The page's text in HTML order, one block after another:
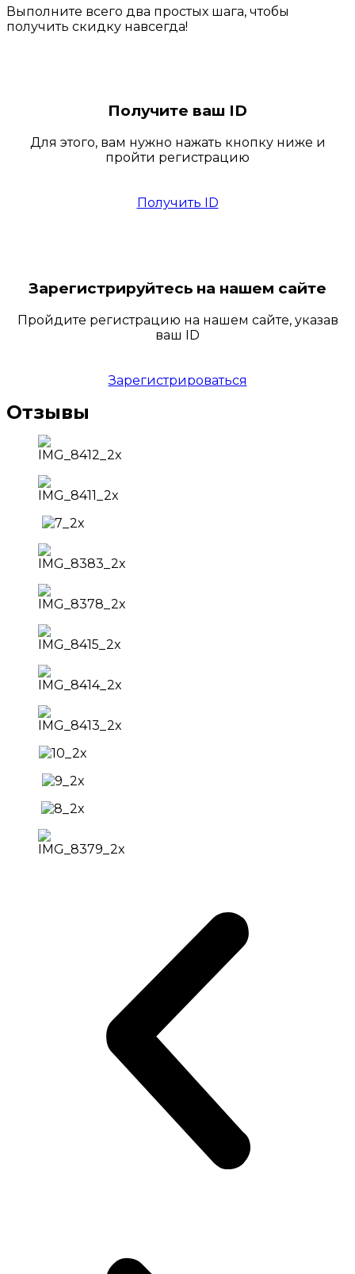
Выполните всего два простых шага, чтобы
получить скидку навсегда!
Получите ваш ID
Для этого, вам нужно нажать кнопку ниже и
пройти регистрацию
Получить ID
Зарегистрируйтесь на нашем сайте
Пройдите регистрацию на нашем сайте, указав
ваш ID
Зарегистрироваться
Отзывы